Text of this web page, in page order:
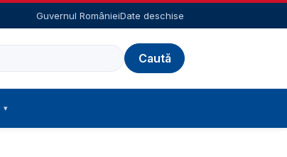
Guvernul RomânieiDate deschise